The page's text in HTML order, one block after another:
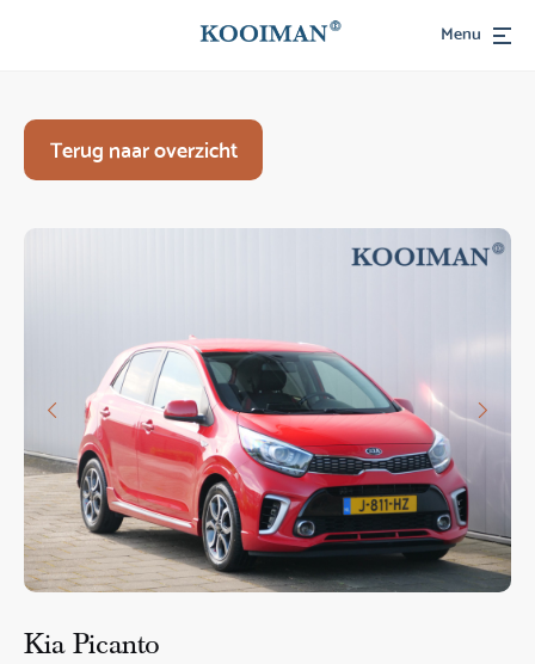
Menu
Terug naar overzicht
Kia Picanto